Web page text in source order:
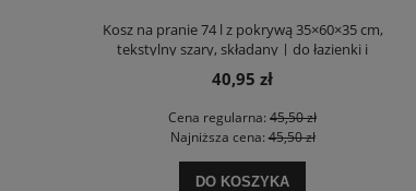
Kosz na pranie 74 l z pokrywą 35×60×35 cm,
tekstylny szary, składany | do łazienki i
garderoby
40,95 zł
Cena regularna: 45,50 zł
Najniższa cena:45,50 zł
DO KOSZYKA